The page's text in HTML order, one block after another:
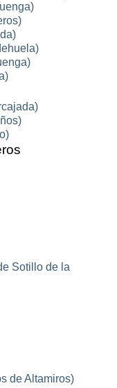
Sotillo de la
de Altamiros)